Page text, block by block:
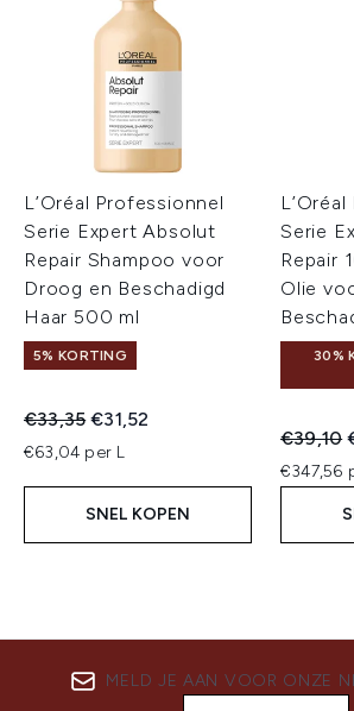
L’Oréal Professionnel
Serie Expert Absolut
Repair Shampoo voor
Droog en Beschadigd
Haar 500 ml
5% KORTING
Recommended Retail Price:
€33,35Huidige prijs:
€31,52
€63,04 per L
SNEL KOPEN
Serie
Repair
Olie
30%
€39,10
€347,56
MELD JE AAN VOOR ONZE